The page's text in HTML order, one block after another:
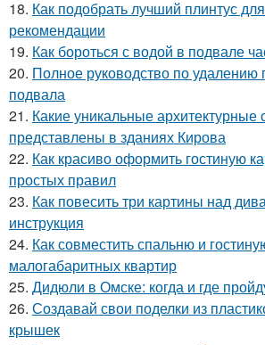
18. Как подобрать лучший плинтус
рекомендации
19. Как бороться с водой в подвале
20. Полное руководство по удалению
подвала
21. Какие уникальные архитектурные
представлены в зданиях Кирова
22. Как красиво оформить гостиную
простых правил
23. Как повесить три картины над
инструкция
24. Как совместить спальню и
малогабаритных квартир
25. Дидюли в Омске: когда и где
26. Создавай свои поделки из
крышек